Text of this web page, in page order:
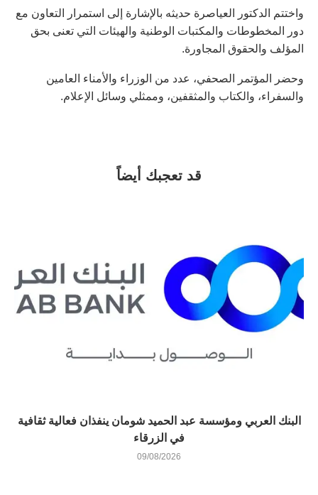
واختتم الدكتور العياصرة حديثه بالإشارة إلى استمرار التعاون مع
دور المخطوطات والمكتبات الوطنية والهيئات التي تعنى بحق
المؤلف والحقوق المجاورة.
وحضر المؤتمر الصحفي، عدد من الوزراء والأمناء العامين
والسفراء، والكتاب والمثقفين، وممثلي وسائل الإعلام.
قد تعجبك أيضاً
البنك العربي ومؤسسة عبد الحميد شومان ينفذان فعالية ثقافية
في الزرقاء
09/08/2026